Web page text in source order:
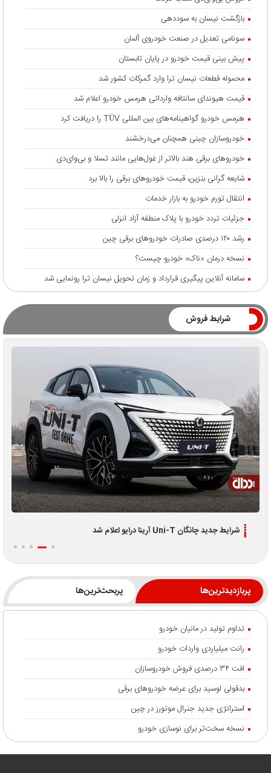
بازگشت نیسان به سوددهی
سونامی تعدیل در صنعت خودروی آلمان
پیش بینی قیمت خودرو در پایان تابستان
محموله قطعات نیسان ترا وارد گمرکات کشور شد
قیمت هیوندای سانتافه وارداتی هرمس خودرو اعلام شد
هرمس خودرو گواهینامه‌های بین المللی TÜV را دریافت کرد
خودروسازان چینی همچنان می‌درخشند
خودروهای برقی هند بالاتر از غول‌هایی مانند تسلا و بی‌وای‌دی
شایعه گرانی بنزین، قیمت خودروهای برقی را بالا برد
انتقال تورم خودرو به بازار خدمات
جزئیات تردد خودرو با پلاک منطقه آزاد انزلی
رشد ۱۲۰ درصدی صادرات خودروهای برقی چین
نسخه درمان «ناک» خودرو چیست؟
سامانه آنلاین پیگیری قرارداد‌ و زمان تحویل نیسان ترا رونمایی شد
شرایط فروش
اطلاعیه جدید فروش اقساطی لوکانو L7 و L8 ویژه تیر 1405
پربازدیدترین‌ها پربحث‌ترین‌ها
تداوم تولید در مانیان خودرو
رانت میلیاردی واردات خودرو
افت ۳۴ درصدی فروش خودروسازان
بدقولی لوسید برای عرضه خودروهای برقی
استراتژی جدید جنرال موتورز در چین
نسخه سخت‌تر برای نوسازی خودرو